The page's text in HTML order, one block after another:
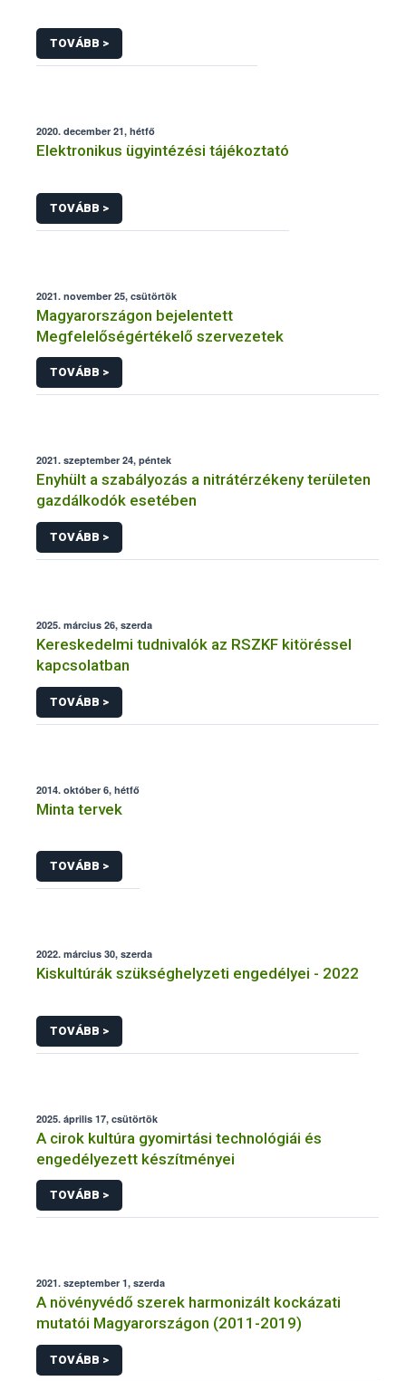
TOVÁBB >
2020. december 21, hétfő
Elektronikus ügyintézési tájékoztató
TOVÁBB >
2021. november 25, csütörtök
Magyarországon bejelentett
Megfelelőségértékelő szervezetek
TOVÁBB >
2021. szeptember 24, péntek
Enyhült a szabályozás a nitrátérzékeny területen
gazdálkodók esetében
TOVÁBB >
2025. március 26, szerda
Kereskedelmi tudnivalók az RSZKF kitöréssel
kapcsolatban
TOVÁBB >
2014. október 6, hétfő
Minta tervek
TOVÁBB >
2022. március 30, szerda
Kiskultúrák szükséghelyzeti engedélyei - 2022
TOVÁBB >
2025. április 17, csütörtök
A cirok kultúra gyomirtási technológiái és
engedélyezett készítményei
TOVÁBB >
2021. szeptember 1, szerda
A növényvédő szerek harmonizált kockázati
mutatói Magyarországon (2011-2019)
TOVÁBB >